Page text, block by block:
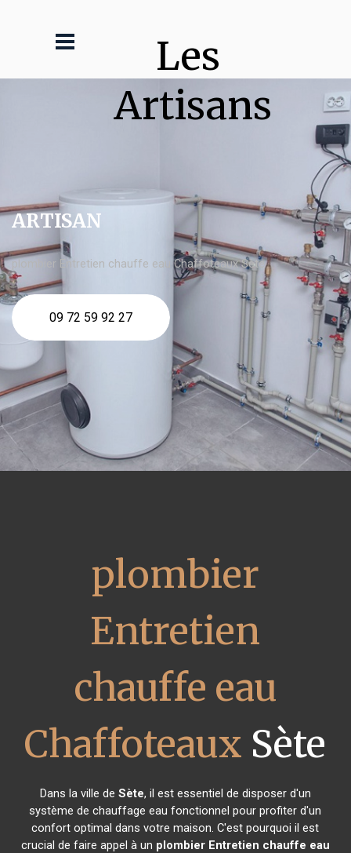
Les
Artisans
ARTISAN
plombier Entretien chauffe eau Chaffoteaux Sète
09 72 59 92 27
plombier
Entretien
chauffe eau
Chaffoteaux Sète
Dans la ville de Sète, il est essentiel de disposer d'un
système de chauffage eau fonctionnel pour profiter d'un
confort optimal dans votre maison. C'est pourquoi il est
crucial de faire appel à un plombier Entretien chauffe eau